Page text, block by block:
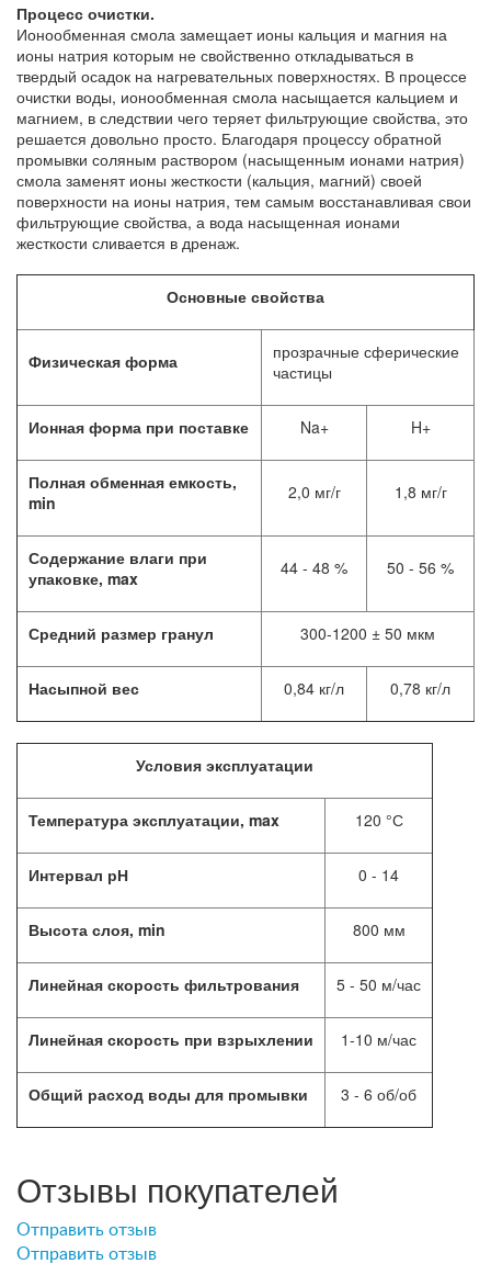
Процесс очистки.
Ионообменная смола замещает ионы кальция и магния на
ионы натрия которым не свойственно откладываться в
твердый осадок на нагревательных поверхностях. В процессе
очистки воды, ионообменная смола насыщается кальцием и
магнием, в следствии чего теряет фильтрующие свойства, это
решается довольно просто. Благодаря процессу обратной
промывки соляным раствором (насыщенным ионами натрия)
смола заменят ионы жесткости (кальция, магний) своей
поверхности на ионы натрия, тем самым восстанавливая свои
фильтрующие свойства, а вода насыщенная ионами
жесткости сливается в дренаж.
Основные свойства
Физическая форма
прозрачные сферические
частицы
Ионная форма при поставке Na+ H+
Полная обменная емкость,
min
2,0 мг/г 1,8 мг/г
Содержание влаги при
упаковке, max
44 - 48 % 50 - 56 %
Средний размер гранул 300-1200 ± 50 мкм
Насыпной вес 0,84 кг/л 0,78 кг/л
Условия эксплуатации
Температура эксплуатации, max 120 °С
Интервал рН 0 - 14
Высота слоя, min 800 мм
Линейная скорость фильтрования 5 - 50 м/час
Линейная скорость при взрыхлении 1-10 м/час
Общий расход воды для промывки 3 - 6 об/об
Отзывы покупателей
Отправить отзыв
Отправить отзыв